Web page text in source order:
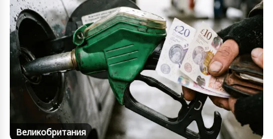
Великобритания